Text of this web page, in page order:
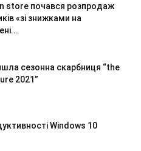
store почався розпродаж
«зі знижками на
сезонна скарбниця “the
2021”
Windows 10